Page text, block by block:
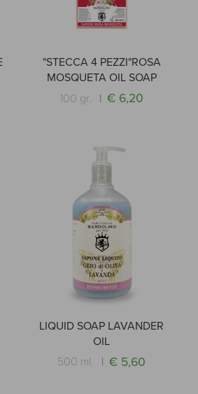
"STECCA 4 PEZZI"ROSA
MOSQUETA OIL SOAP
100 gr.
€ 6,20
LIQUID SOAP LAVANDER
OIL
500 ml.
€ 5,60